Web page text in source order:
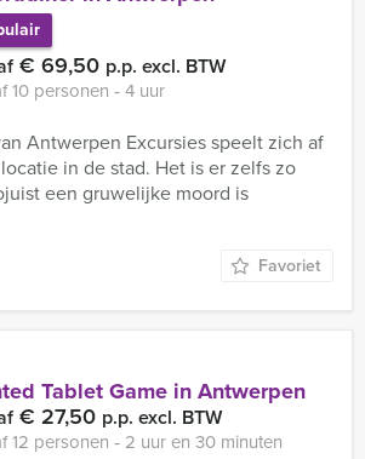
€ 69,50 p.p. excl. BTW
10 personen ‐ 4 uur
Antwerpen Excursies speelt zich af
in de stad. Het is er zelfs zo
een gruwelijke moord is
Favoriet
Tablet Game in Antwerpen
€ 27,50 p.p. excl. BTW
12 personen ‐ 2 uur en 30 minuten